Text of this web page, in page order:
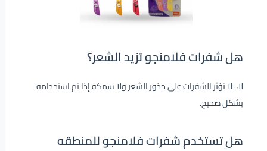
هل شفرات فلامنجو تزيد الشعر؟
لا، لا تؤثر الشفرات على جذور الشعر ولا سمكه إذا تم استخدامه
بشكل صحيح.
هل تستخدم شفرات فلامنجو للمنطقه